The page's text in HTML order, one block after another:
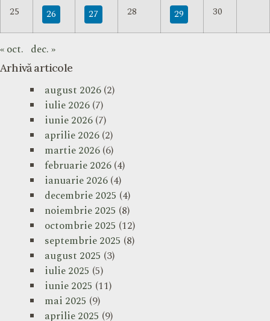
25 26 27 28 29 30
« oct. dec. »
Arhivă articole
august 2026(2)
iulie 2026(7)
iunie 2026(7)
aprilie 2026(2)
martie 2026(6)
februarie 2026(4)
ianuarie 2026(4)
decembrie 2025 (4)
noiembrie 2025 (8)
octombrie 2025 (12)
septembrie 2025 (8)
august 2025 (3)
iulie 2025 (5)
iunie 2025 (11)
mai 2025 (9)
aprilie 2025 (9)